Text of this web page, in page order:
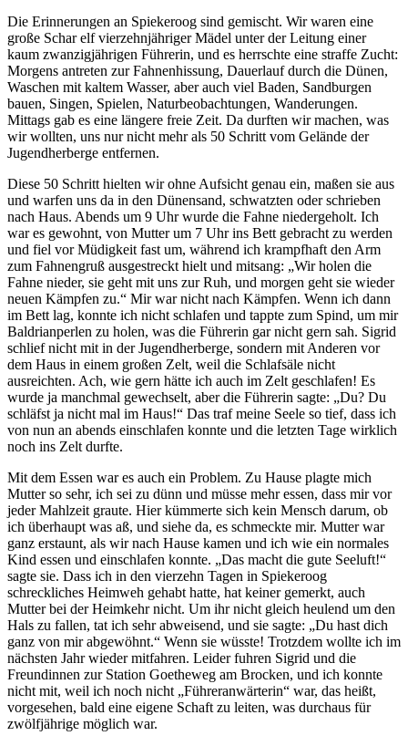
Die Erinnerungen an Spiekeroog sind gemischt. Wir waren eine
große Schar elf vierzehnjähriger Mädel unter der Leitung einer
kaum zwanzigjährigen Führerin, und es herrschte eine straffe Zucht:
Morgens antreten zur Fahnenhissung, Dauerlauf durch die Dünen,
Waschen mit kaltem Wasser, aber auch viel Baden, Sandburgen
bauen, Singen, Spielen, Naturbeobachtungen, Wanderungen.
Mittags gab es eine längere freie Zeit. Da durften wir machen, was
wir wollten, uns nur nicht mehr als 50 Schritt vom Gelände der
Jugendherberge entfernen.
Diese 50 Schritt hielten wir ohne Aufsicht genau ein, maßen sie aus
und warfen uns da in den Dünensand, schwatzten oder schrieben
nach Haus. Abends um 9 Uhr wurde die Fahne niedergeholt. Ich
war es gewohnt, von Mutter um 7 Uhr ins Bett gebracht zu werden
und fiel vor Müdigkeit fast um, während ich krampfhaft den Arm
zum Fahnengruß ausgestreckt hielt und mitsang:
Wir holen die
Fahne nieder, sie geht mit uns zur Ruh, und morgen geht sie wieder
neuen Kämpfen zu.
Mir war nicht nach Kämpfen. Wenn ich dann
im Bett lag, konnte ich nicht schlafen und tappte zum Spind, um mir
Baldrianperlen zu holen, was die Führerin gar nicht gern sah. Sigrid
schlief nicht mit in der Jugendherberge, sondern mit Anderen vor
dem Haus in einem großen Zelt, weil die Schlafsäle nicht
ausreichten. Ach, wie gern hätte ich auch im Zelt geschlafen! Es
wurde ja manchmal gewechselt, aber die Führerin sagte:
Du? Du
schläfst ja nicht mal im Haus!
Das traf meine Seele so tief, dass ich
von nun an abends einschlafen konnte und die letzten Tage wirklich
noch ins Zelt durfte.
Mit dem Essen war es auch ein Problem. Zu Hause plagte mich
Mutter so sehr, ich sei zu dünn und müsse mehr essen, dass mir vor
jeder Mahlzeit graute. Hier kümmerte sich kein Mensch darum, ob
ich überhaupt was aß, und siehe da, es schmeckte mir. Mutter war
ganz erstaunt, als wir nach Hause kamen und ich wie ein normales
Kind essen und einschlafen konnte.
Das macht die gute Seeluft!
sagte sie. Dass ich in den vierzehn Tagen in Spiekeroog
schreckliches Heimweh gehabt hatte, hat keiner gemerkt, auch
Mutter bei der Heimkehr nicht. Um ihr nicht gleich heulend um den
Hals zu fallen, tat ich sehr abweisend, und sie sagte:
Du hast dich
ganz von mir abgewöhnt.
Wenn sie wüsste! Trotzdem wollte ich im
nächsten Jahr wieder mitfahren. Leider fuhren Sigrid und die
Freundinnen zur Station Goetheweg am Brocken, und ich konnte
nicht mit, weil ich noch nicht Führeranwärterin
war, das heißt,
vorgesehen, bald eine eigene Schaft zu leiten, was durchaus für
zwölfjährige möglich war.